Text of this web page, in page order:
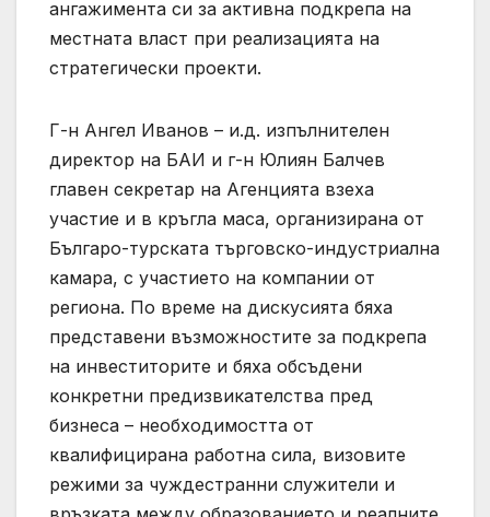
ангажимента си за активна подкрепа на
местната власт при реализацията на
стратегически проекти.
Г-н Ангел Иванов – и.д. изпълнителен
директор на БАИ и г-н Юлиян Балчев
главен секретар на Агенцията взеха
участие и в кръгла маса, организирана от
Българо-турската търговско-индустриална
камара, с участието на компании от
региона. По време на дискусията бяха
представени възможностите за подкрепа
на инвеститорите и бяха обсъдени
конкретни предизвикателства пред
бизнеса – необходимостта от
квалифицирана работна сила, визовите
режими за чуждестранни служители и